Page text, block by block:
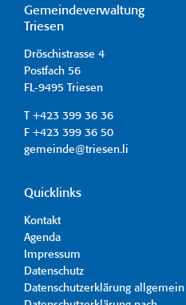
Gemeindeverwaltung
Triesen
Dröschistrasse 4
Postfach 56
FL-9495 Triesen
T +423 399 36 36
F +423 399 36 50
gemeinde@triesen.li
Quicklinks
Kontakt
Agenda
Impressum
Datenschutz
Datenschutzerklärung allgemein